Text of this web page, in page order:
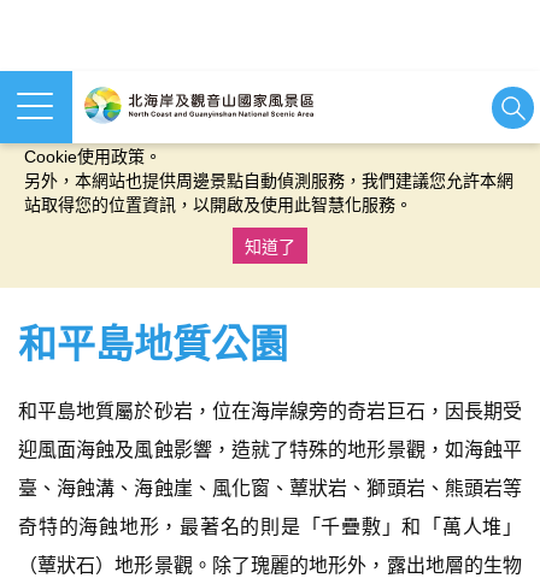
本網站使用cookies等相關技術以持續優化網站服務，並有助於為
Cookie使用政策。
另外，本網站也提供周邊景點自動偵測服務，我們建議您允許本網
站取得您的位置資訊，以開啟及使用此智慧化服務。
知道了
和平島地質公園
和平島地質屬於砂岩，位在海岸線旁的奇岩巨石，因長期受
迎風面海蝕及風蝕影響，造就了特殊的地形景觀，如海蝕平
臺、海蝕溝、海蝕崖、風化窗、蕈狀岩、獅頭岩、熊頭岩等
奇特的海蝕地形，最著名的則是「千疊敷」和「萬人堆」
（蕈狀石）地形景觀。除了瑰麗的地形外，露出地層的生物